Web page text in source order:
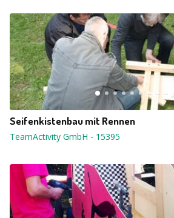
Seifenkistenbau mit Rennen
TeamActivity GmbH - 15395